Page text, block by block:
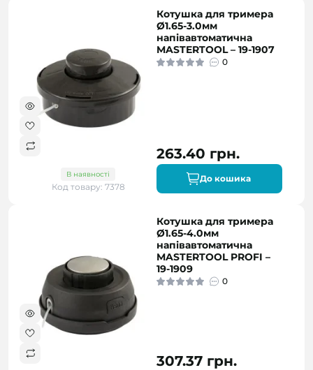
В наявності
Код товару: 7378
Котушка для тримера
Ø1.65-3.0мм
напівавтоматична
MASTERTOOL – 19-1907
0
263.40 грн.
До кошика
Котушка для тримера
Ø1.65-4.0мм
напівавтоматична
MASTERTOOL PROFI –
19-1909
0
307.37 грн.